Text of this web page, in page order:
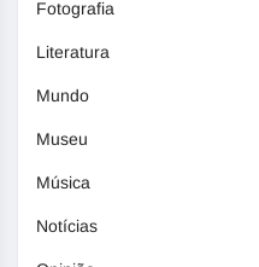
Fotografia
Literatura
Mundo
Museu
Música
Notícias